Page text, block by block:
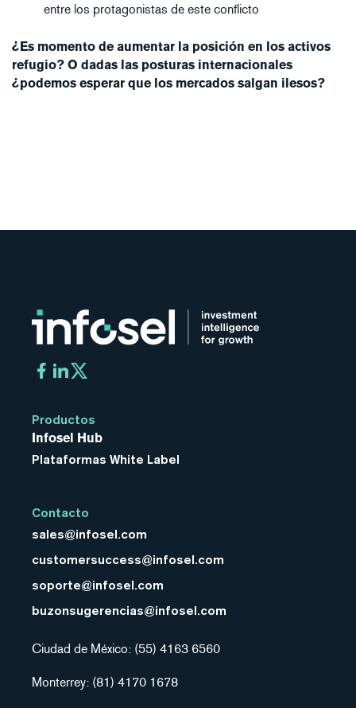
entre los protagonistas de este conflicto
¿Es momento de aumentar la posición en los activos
refugio? O dadas las posturas internacionales
¿podemos esperar que los mercados salgan ilesos?
Productos
Infosel Hub
Plataformas White Label
Contacto
sales@infosel.com
customersuccess@infosel.com
soporte@infosel.com
buzonsugerencias@infosel.com
Ciudad de México: (55) 4163 6560
Monterrey: (81) 4170 1678